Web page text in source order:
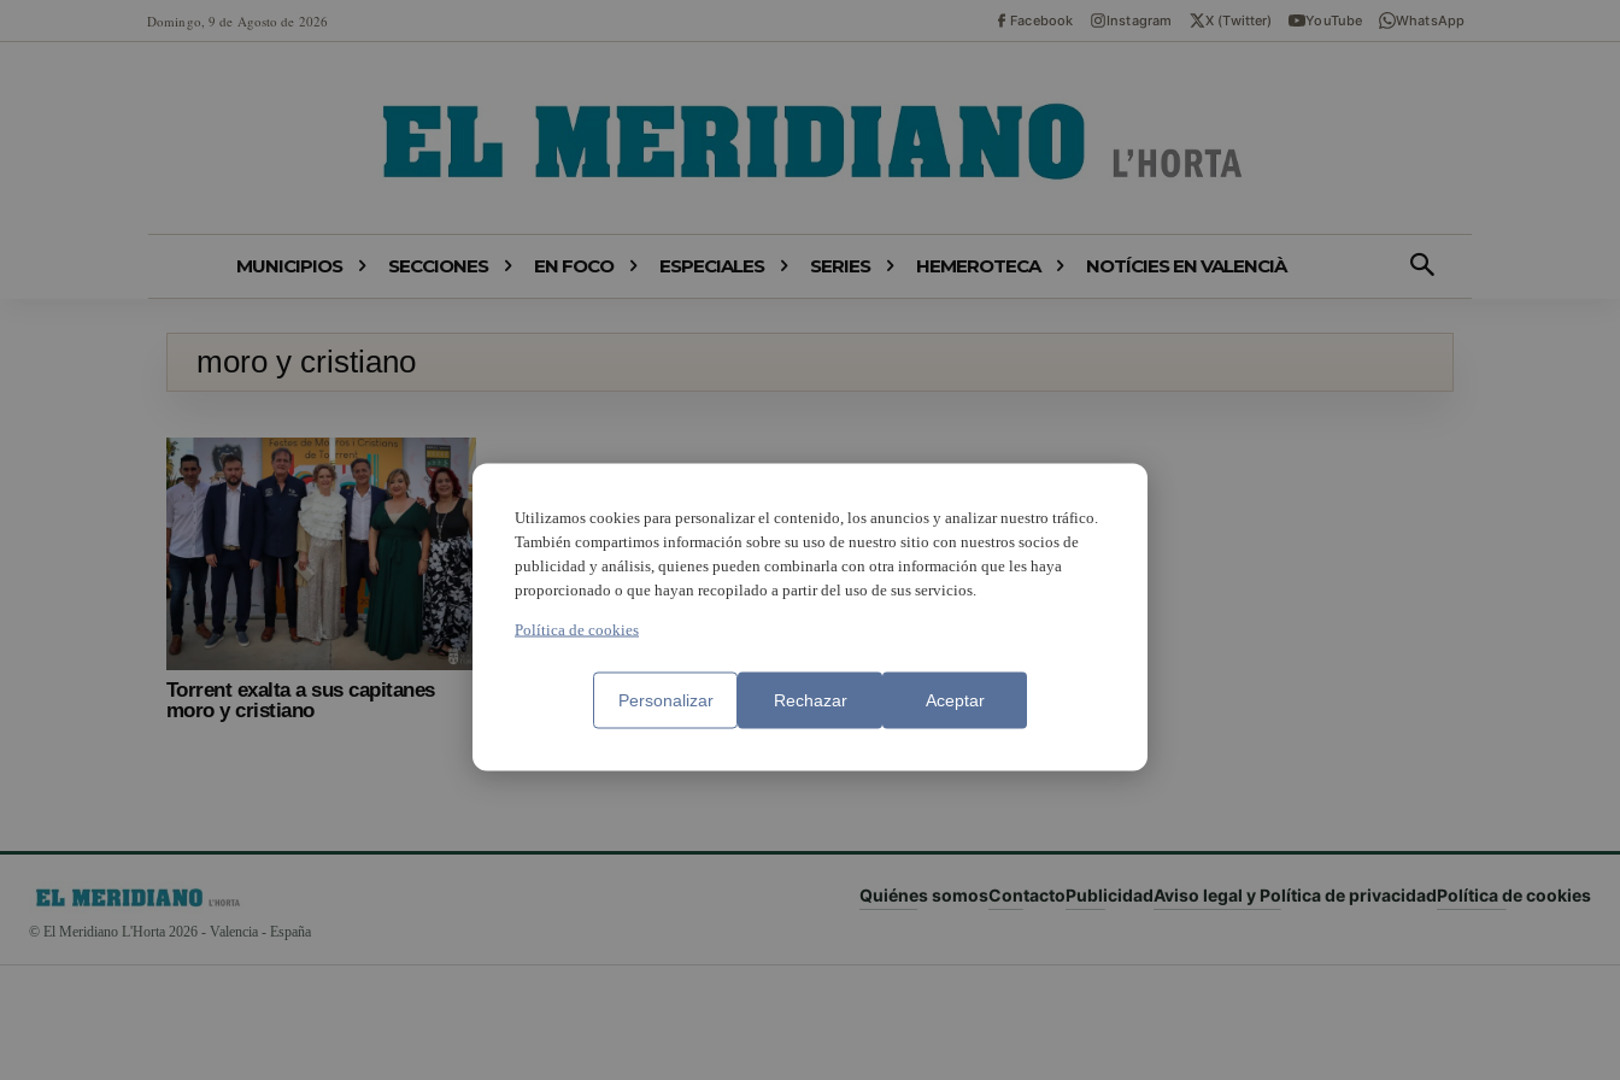
Domingo, 9 de Agosto de 2026 Facebook Instagram X (Twitter) YouTube WhatsApp
MUNICIPIOS SECCIONES EN FOCO ESPECIALES SERIES HEMEROTECA NOTÍCIES EN VALENCIÀ
moro y cristiano
Torrent exalta a sus capitanes
moro y cristiano
© El Meridiano L'Horta 2026 - Valencia - España
Quiénes somosContactoPublicidadAviso legal y Política de privacidadPolítica de cookies
Utilizamos cookies para personalizar el contenido, los anuncios y analizar nuestro tráfico.
También compartimos información sobre su uso de nuestro sitio con nuestros socios de
publicidad y análisis, quienes pueden combinarla con otra información que les haya
proporcionado o que hayan recopilado a partir del uso de sus servicios.
Política de cookies
Personalizar Rechazar Aceptar